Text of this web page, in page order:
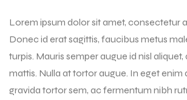
Lorem ipsum dolor sit amet, consectetur
Donec id erat sagittis, faucibus metus
turpis. Mauris semper augue id nisl
mattis. Nulla at tortor augue. In eget enim
gravida tortor sem, ac fermentum nibh